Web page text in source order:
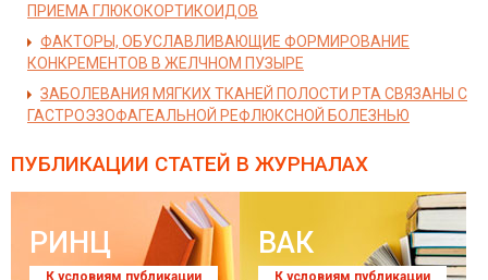
ПРИЕМА ГЛЮКОКОРТИКОИДОВ
ФАКТОРЫ, ОБУСЛАВЛИВАЮЩИЕ ФОРМИРОВАНИЕ
КОНКРЕМЕНТОВ В ЖЕЛЧНОМ ПУЗЫРЕ
ЗАБОЛЕВАНИЯ МЯГКИХ ТКАНЕЙ ПОЛОСТИ РТА СВЯЗАНЫ С
ГАСТРОЭЗОФАГЕАЛЬНОЙ РЕФЛЮКСНОЙ БОЛЕЗНЬЮ
ПУБЛИКАЦИИ СТАТЕЙ В ЖУРНАЛАХ
РИНЦ
К условиям публикации
ВАК
К условиям публикации